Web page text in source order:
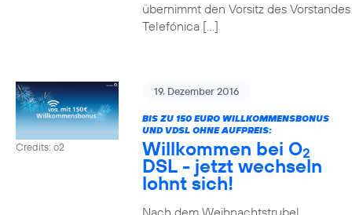
übernimmt den Vorsitz des
Telefónica […]
Credits: o2
19. Dezember 2016
BIS ZU 150 EURO WILLKOMMENSBONUS
UND VDSL OHNE AUFPREIS:
Willkommen bei O2
DSL - jetzt wechseln
lohnt sich!
Nach dem Weihnachtstrubel